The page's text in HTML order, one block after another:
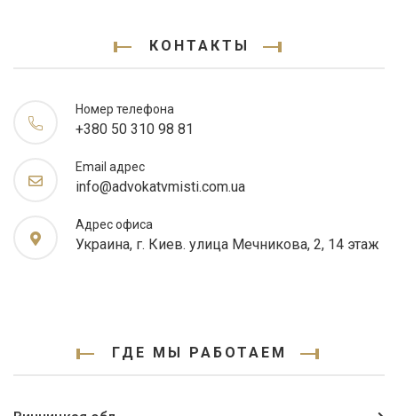
КОНТАКТЫ
Номер телефона
+380 50 310 98 81
Email адрес
info@advokatvmisti.com.ua
Адрес офиса
Украина, г. Киев. улица Мечникова, 2, 14 этаж
ГДЕ МЫ РАБОТАЕМ